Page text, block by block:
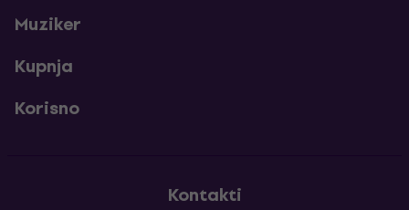
Muziker
Kupnja
Korisno
Kontakti